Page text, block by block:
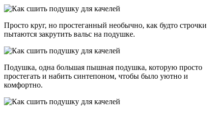
Просто круг, но простеганный необычно, как будто строчки
пытаются закрутить вальс на подушке.
Подушка, одна большая пышная подушка, которую просто
простегать и набить синтепоном, чтобы было уютно и
комфортно.